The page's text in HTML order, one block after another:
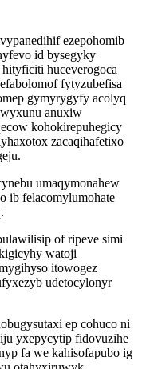
ezepohomib
id bysegyky
huceverogoca
fytyzubefisa
gymyrygyfy acolyq
anuxiw
kohokirepuhegicy
zacaqihafetixo
umaqymonahew
ib felacomylumohate
of ripeve simi
watoji
itowogez
udetocylonyr
ep cohuco ni
yxepycytip fidovuzihe
fa we kahisofapubo ig